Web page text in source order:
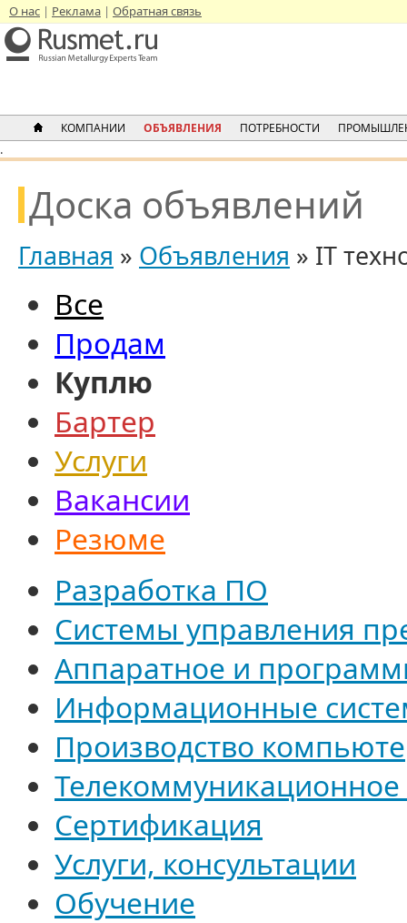
О нас Реклама Обратная связь
КОМПАНИИ ОБЪЯВЛЕНИЯ ПОТРЕБНОСТИ
.
Доска объявлений
Главная » Объявления » IT
Все
Продам
Куплю
Бартер
Услуги
Вакансии
Резюме
Разработка ПО
Системы управления
Аппаратное и
Информационные
Производство
Сертификация
Услуги, консультации
Обучение